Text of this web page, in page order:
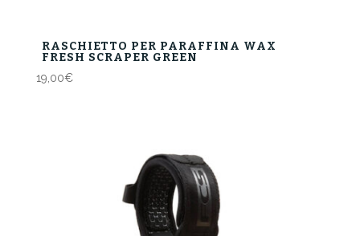
RASCHIETTO PER PARAFFINA WAX
FRESH SCRAPER GREEN
19,00€